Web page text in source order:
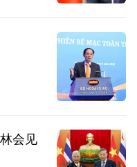
会见